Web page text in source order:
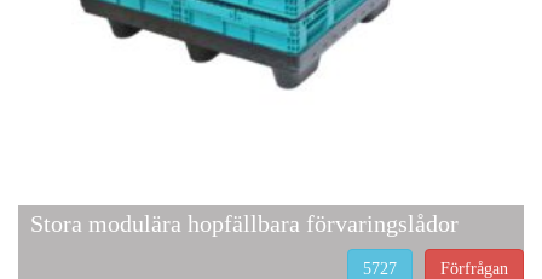
Stora modulära hopfällbara förvaringslådor
Förfrågan
5727